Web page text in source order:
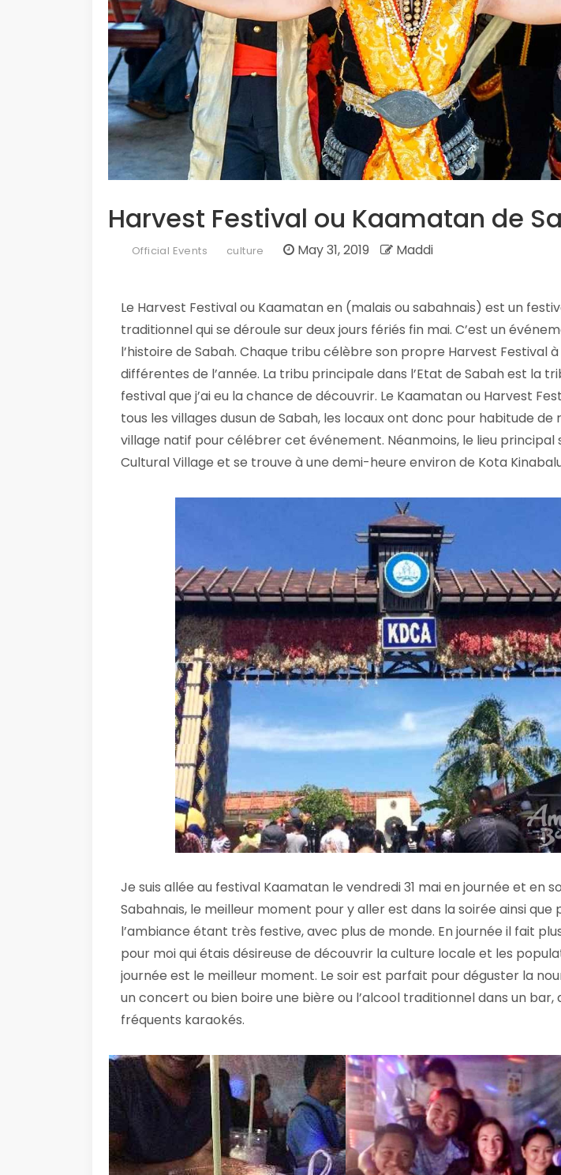
Harvest Festival ou Kaamatan de
Official Events culture May 31, 2019 Maddi
Le Harvest Festival ou Kaamatan en (malais ou sabahnais) est un
traditionnel qui se déroule sur deux jours fériés fin mai. C’est un
l’histoire de Sabah. Chaque tribu célèbre son propre Harvest Festival
différentes de l’année. La tribu principale dans l’Etat de Sabah est la
festival que j’ai eu la chance de découvrir. Le Kaamatan ou Harvest
tous les villages dusun de Sabah, les locaux ont donc pour habitude
village natif pour célébrer cet événement. Néanmoins, le lieu principal
Cultural Village et se trouve à une demi-heure environ de Kota
Je suis allée au festival Kaamatan le vendredi 31 mai en journée et en
Sabahnais, le meilleur moment pour y aller est dans la soirée ainsi que
l’ambiance étant très festive, avec plus de monde. En journée il fait
pour moi qui étais désireuse de découvrir la culture locale et les
journée est le meilleur moment. Le soir est parfait pour déguster la
un concert ou bien boire une bière ou l’alcool traditionnel dans un
fréquents karaokés.